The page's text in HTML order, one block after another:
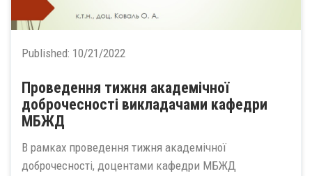
Published: 10/21/2022
Проведення тижня академічної
доброчесності викладачами кафедри
МБЖД
В рамках проведення тижня академічної
доброчесності, доцентами кафедри МБЖД